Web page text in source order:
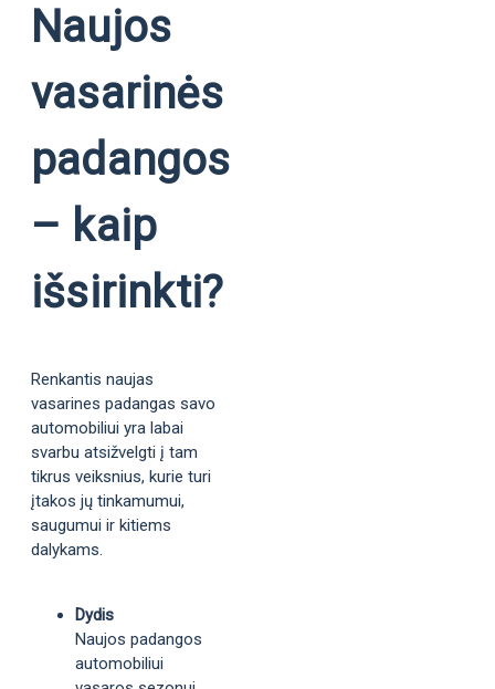
Naujos
vasarinės
padangos
– kaip
išsirinkti?
Renkantis naujas
vasarines padangas savo
automobiliui yra labai
svarbu atsižvelgti į tam
tikrus veiksnius, kurie turi
įtakos jų tinkamumui,
saugumui ir kitiems
dalykams.
Dydis
Naujos padangos
automobiliui